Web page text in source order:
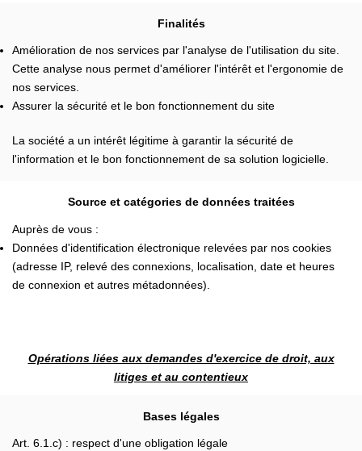
Finalités
Amélioration de nos services par l'analyse de l'utilisation du site.
Cette analyse nous permet d'améliorer l'intérêt et l'ergonomie de
nos services.
Assurer la sécurité et le bon fonctionnement du site
La société a un intérêt légitime à garantir la sécurité de
l'information et le bon fonctionnement de sa solution logicielle.
Source et catégories de données traitées
Auprès de vous :
Données d'identification électronique relevées par nos cookies
(adresse IP, relevé des connexions, localisation, date et heures
de connexion et autres métadonnées).
Opérations liées aux demandes d'exercice de droit, aux
litiges et au contentieux
Bases légales
Art. 6.1.c) : respect d'une obligation légale